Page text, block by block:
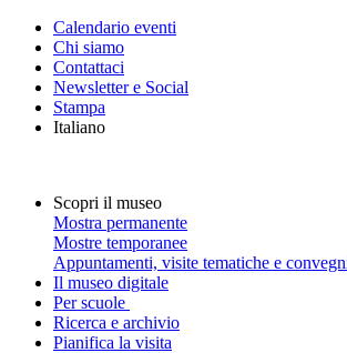
Calendario eventi
Chi siamo
Contattaci
Newsletter e Social
Stampa
Italiano
Scopri il museo
Mostra permanente
Mostre temporanee
Appuntamenti, visite tematiche e
Il museo digitale
Per scuole
Ricerca e archivio
Pianifica la visita